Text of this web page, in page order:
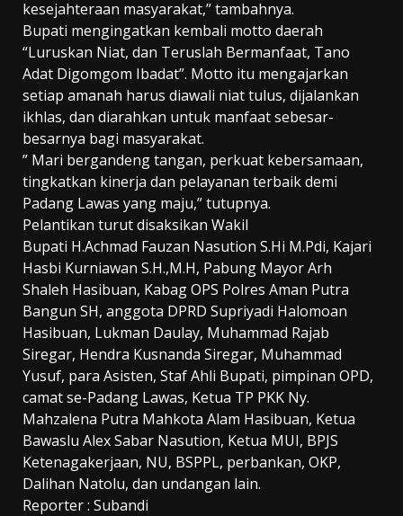
kesejahteraan masyarakat,” tambahnya.
Bupati mengingatkan kembali motto daerah
“Luruskan Niat, dan Teruslah Bermanfaat, Tano
Adat Digomgom Ibadat”. Motto itu mengajarkan
setiap amanah harus diawali niat tulus, dijalankan
ikhlas, dan diarahkan untuk manfaat sebesar-
besarnya bagi masyarakat.
” Mari bergandeng tangan, perkuat kebersamaan,
tingkatkan kinerja dan pelayanan terbaik demi
Padang Lawas yang maju,” tutupnya.
Pelantikan turut disaksikan Wakil
Bupati H.Achmad Fauzan Nasution S.Hi M.Pdi, Kajari
Hasbi Kurniawan S.H.,M.H, Pabung Mayor Arh
Shaleh Hasibuan, Kabag OPS Polres Aman Putra
Bangun SH, anggota DPRD Supriyadi Halomoan
Hasibuan, Lukman Daulay, Muhammad Rajab
Siregar, Hendra Kusnanda Siregar, Muhammad
Yusuf, para Asisten, Staf Ahli Bupati, pimpinan OPD,
camat se-Padang Lawas, Ketua TP PKK Ny.
Mahzalena Putra Mahkota Alam Hasibuan, Ketua
Bawaslu Alex Sabar Nasution, Ketua MUI, BPJS
Ketenagakerjaan, NU, BSPPL, perbankan, OKP,
Dalihan Natolu, dan undangan lain.
Reporter : Subandi